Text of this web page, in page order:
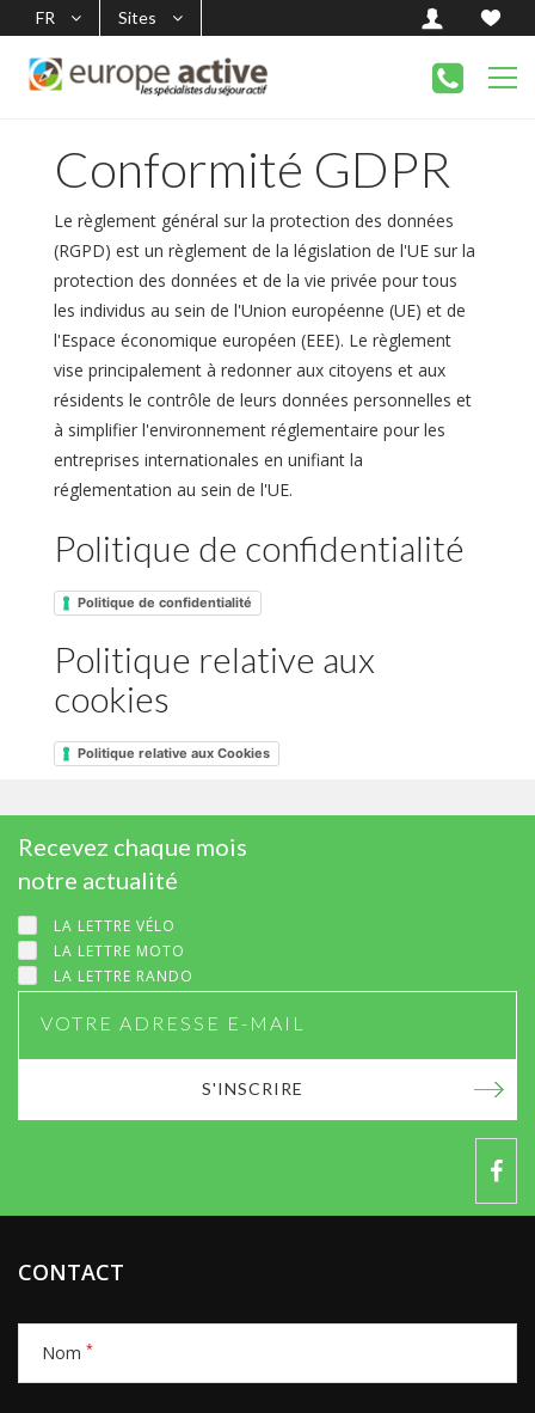
FR Sites
Conformité GDPR
Le règlement général sur la protection des données
(RGPD) est un règlement de la législation de l'UE sur la
protection des données et de la vie privée pour tous
les individus au sein de l'Union européenne (UE) et de
l'Espace économique européen (EEE). Le règlement
vise principalement à redonner aux citoyens et aux
résidents le contrôle de leurs données personnelles et
à simplifier l'environnement réglementaire pour les
entreprises internationales en unifiant la
réglementation au sein de l'UE.
Politique de confidentialité
Politique de confidentialité
Politique relative aux
cookies
Politique relative aux Cookies
Recevez chaque mois
notre actualité
LA LETTRE VÉLO
LA LETTRE MOTO
LA LETTRE RANDO
S'INSCRIRE
CONTACT
Nom *